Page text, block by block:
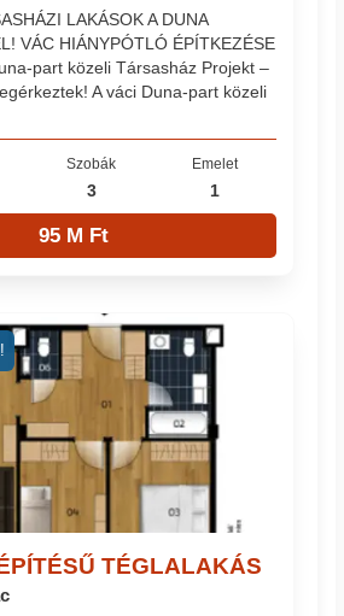
LAKÁSOK A DUNA
VÁC HIÁNYPÓTLÓ ÉPÍTKEZÉSE
part közeli Társasház Projekt –
A váci Duna-part közeli
Szobák
3
Emelet
1
95 M Ft
TÉGLALAKÁS